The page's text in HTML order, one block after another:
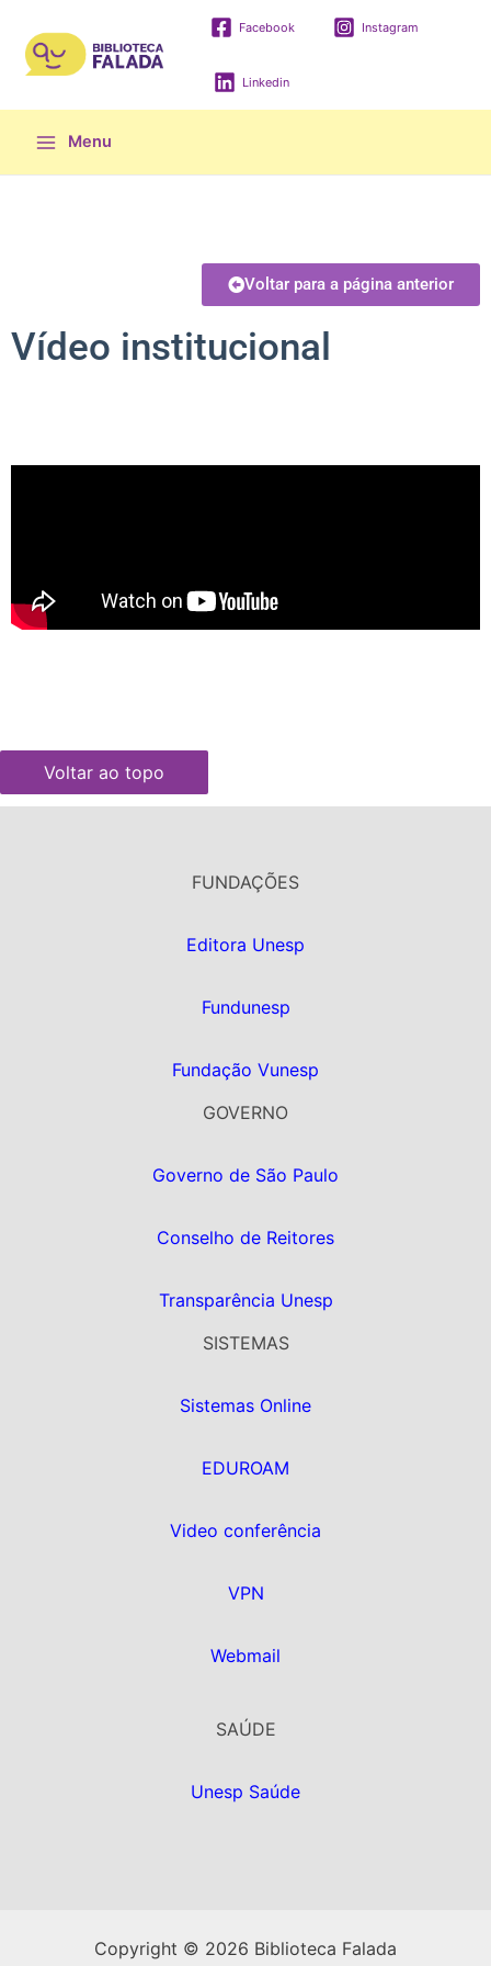
Facebook Instagram
Linkedin
Menu
Voltar para a página anterior
Vídeo institucional
Voltar ao topo
FUNDAÇÕES
Editora Unesp
Fundunesp
Fundação Vunesp
GOVERNO
Governo de São Paulo
Conselho de Reitores
Transparência Unesp
SISTEMAS
Sistemas Online
EDUROAM
Video conferência
VPN
Webmail
SAÚDE
Unesp Saúde
Copyright © 2026 Biblioteca Falada